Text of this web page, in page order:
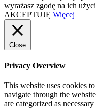
wyrażasz zgodę na ich
AKCEPTUJĘ Więcej
Close
Privacy Overview
This website uses cookies
navigate through the
are categorized as